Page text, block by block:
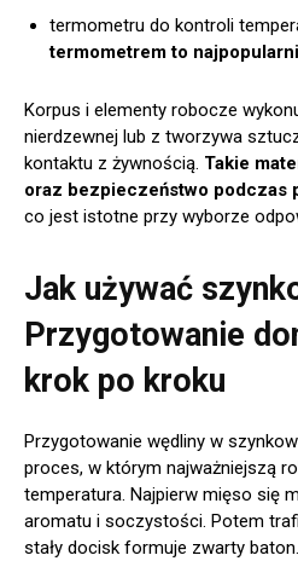
termometru do kontroli
termometrem to
Korpus i elementy robocze
nierdzewnej lub z tworzywa
kontaktu z żywnością. Takie
oraz bezpieczeństwo podczas
co jest istotne przy wyborze
Jak używać
Przygotowanie
krok po kroku
Przygotowanie wędliny w
proces, w którym najważniejszą
temperatura. Najpierw mięso się
aromatu i soczystości. Potem
stały docisk formuje zwarty